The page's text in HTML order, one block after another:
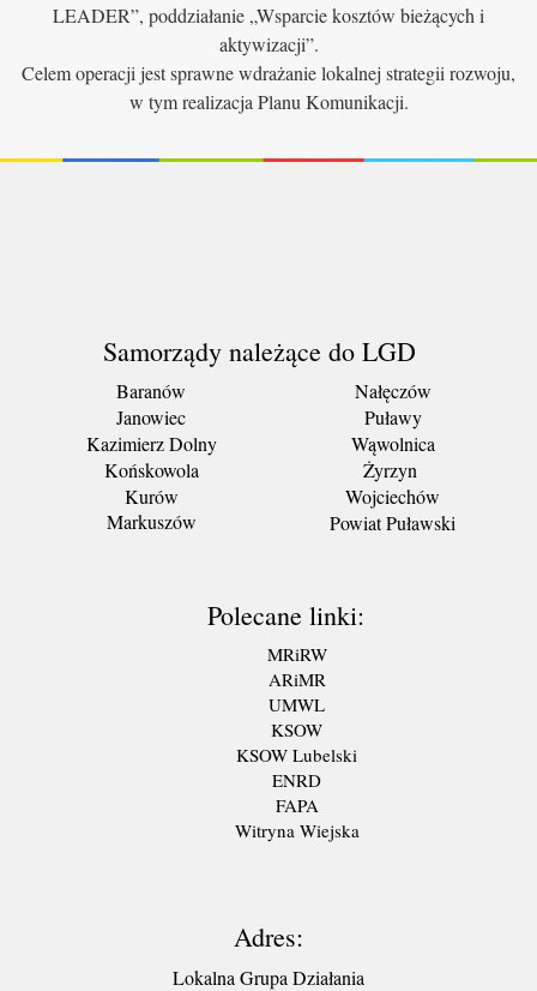
LEADER”, poddziałanie „Wsparcie kosztów bieżących i
aktywizacji”.
Celem operacji jest sprawne wdrażanie lokalnej strategii rozwoju,
w tym realizacja Planu Komunikacji.
Samorządy należące do LGD
Baranów
Janowiec
Kazimierz Dolny
Końskowola
Kurów
Markuszów
Nałęczów
Puławy
Wąwolnica
Żyrzyn
Wojciechów
Powiat Puławski
Polecane linki:
MRiRW
ARiMR
UMWL
KSOW
KSOW Lubelski
ENRD
FAPA
Witryna Wiejska
Adres:
Lokalna Grupa Działania